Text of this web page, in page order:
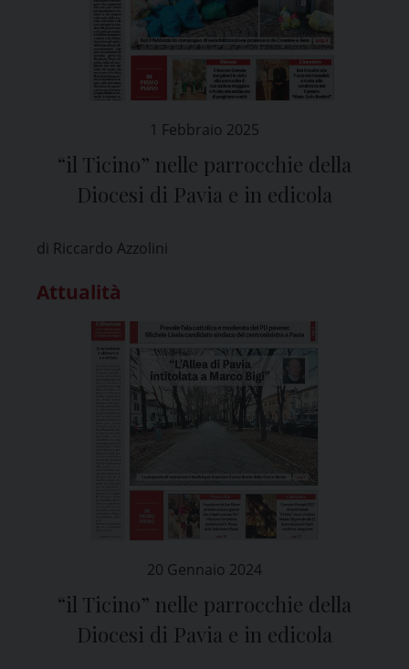
1 Febbraio 2025
“il Ticino” nelle parrocchie della
Diocesi di Pavia e in edicola
di Riccardo Azzolini
Attualità
20 Gennaio 2024
“il Ticino” nelle parrocchie della
Diocesi di Pavia e in edicola